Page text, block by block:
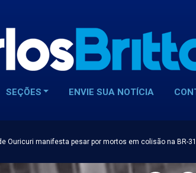
SEÇÕES ENVIE SUA NOTÍCIA
Ouricuri manifesta pesar por mortos em colisão na BR-